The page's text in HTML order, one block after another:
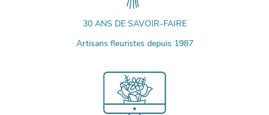
30 ANS DE SAVOIR-FAIRE
Artisans fleuristes depuis 1987